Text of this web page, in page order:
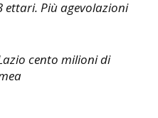
ettari. Più agevolazioni
cento milioni di